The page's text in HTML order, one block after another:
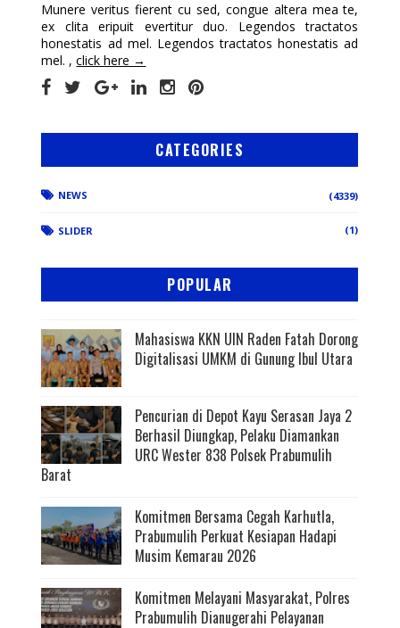
Munere veritus fierent cu sed, congue altera mea te,
ex clita eripuit evertitur duo. Legendos tractatos
honestatis ad mel. Legendos tractatos honestatis ad
mel. ,click here →
CATEGORIES
NEWS (4339)
SLIDER (1)
POPULAR
Mahasiswa KKN UIN Raden Fatah Dorong
Digitalisasi UMKM di Gunung Ibul Utara
Pencurian di Depot Kayu Serasan Jaya 2
Berhasil Diungkap, Pelaku Diamankan
URC Wester 838 Polsek Prabumulih
Barat
Komitmen Bersama Cegah Karhutla,
Prabumulih Perkuat Kesiapan Hadapi
Musim Kemarau 2026
Komitmen Melayani Masyarakat, Polres
Prabumulih Dianugerahi Pelayanan